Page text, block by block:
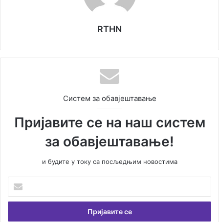
RTHN
Систем за обавјештавање
Пријавите се на наш систем
за обавјештавање!
и будите у току са посљедњим новостима
Вашу
емаил